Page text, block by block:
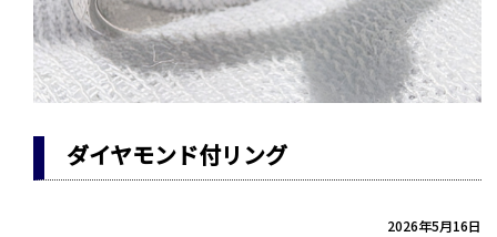
ダイヤモンド付リング
2026年5月16日